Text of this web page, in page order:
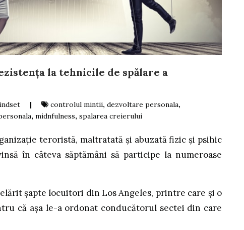
la tehnicile de spălare a
| controlul mintii, dezvoltare personala,
, midnfulness, spalarea creierului
teroristă, maltratată și abuzată fizic și psihic
în câteva săptămâni să participe la numeroase
șapte locuitori din Los Angeles, printre care și o
că așa le-a ordonat conducătorul sectei din care